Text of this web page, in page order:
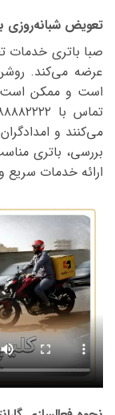
تعویض شبانه‌روزی
صبا باتری خدمات
عرضه می‌کند.
است و ممکن است
می‌کنند و
بررسی، باتری
ارائه خدمات